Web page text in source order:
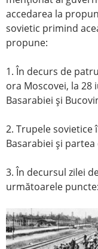
accedarea la
sovietic primind
propune:
1. În decurs de
ora Moscovei, la 28
Basarabiei şi
2. Trupele
Basarabiei şi
3. În decursul zilei
următoarele